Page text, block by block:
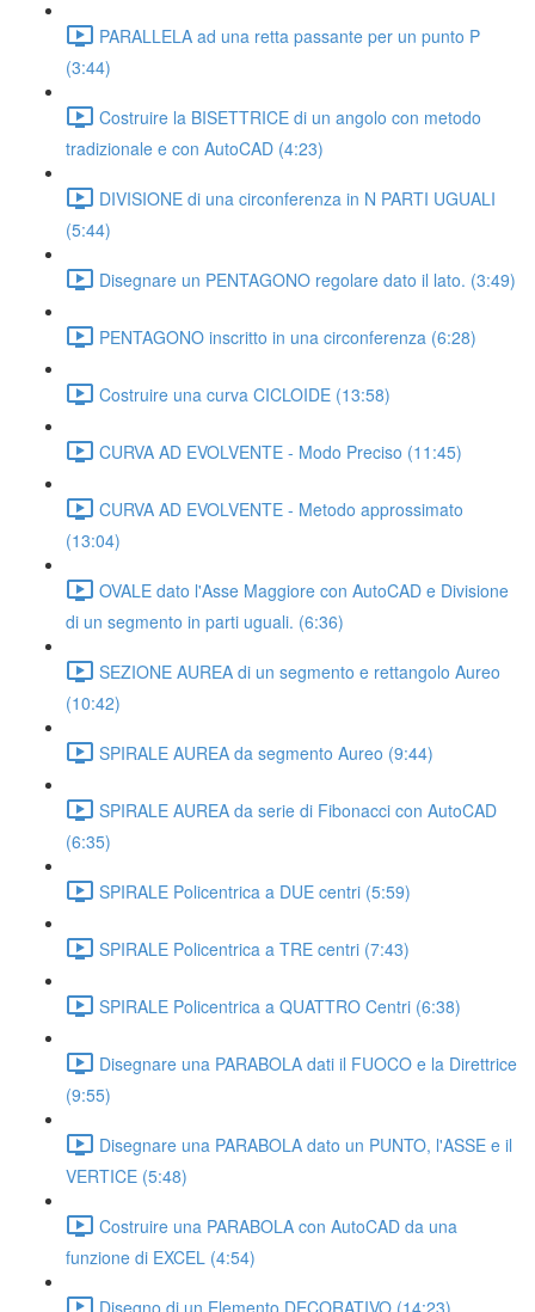
PARALLELA ad una retta passante per un punto P
(3:44)
Costruire la BISETTRICE di un angolo con metodo
tradizionale e con AutoCAD (4:23)
DIVISIONE di una circonferenza in N PARTI UGUALI
(5:44)
Disegnare un PENTAGONO regolare dato il lato. (3:49)
PENTAGONO inscritto in una circonferenza (6:28)
Costruire una curva CICLOIDE (13:58)
CURVA AD EVOLVENTE - Modo Preciso (11:45)
CURVA AD EVOLVENTE - Metodo approssimato
(13:04)
OVALE dato l'Asse Maggiore con AutoCAD e Divisione
di un segmento in parti uguali. (6:36)
SEZIONE AUREA di un segmento e rettangolo Aureo
(10:42)
SPIRALE AUREA da segmento Aureo (9:44)
SPIRALE AUREA da serie di Fibonacci con AutoCAD
(6:35)
SPIRALE Policentrica a DUE centri (5:59)
SPIRALE Policentrica a TRE centri (7:43)
SPIRALE Policentrica a QUATTRO Centri (6:38)
Disegnare una PARABOLA dati il FUOCO e la Direttrice
(9:55)
Disegnare una PARABOLA dato un PUNTO, l'ASSE e il
VERTICE (5:48)
Costruire una PARABOLA con AutoCAD da una
funzione di EXCEL (4:54)
Disegno di un Elemento DECORATIVO (14:23)